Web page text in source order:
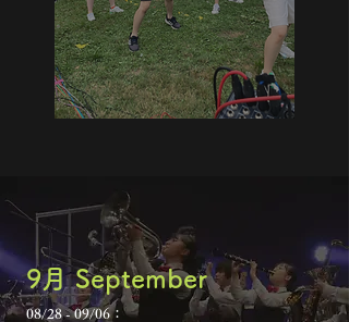
​9月 September
08/28 - 09/06：